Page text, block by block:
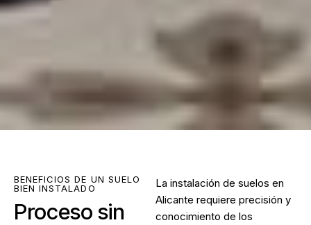
BENEFICIOS DE UN SUELO
BIEN INSTALADO
Proceso sin
La instalación de suelos en
Alicante requiere precisión y
conocimiento de los